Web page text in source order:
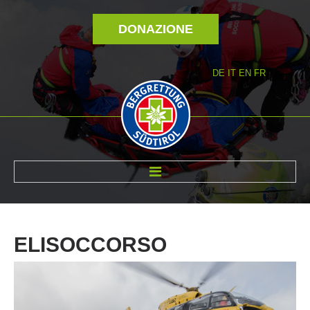
DONAZIONE
DE IT EN FR
ELISOCCORSO